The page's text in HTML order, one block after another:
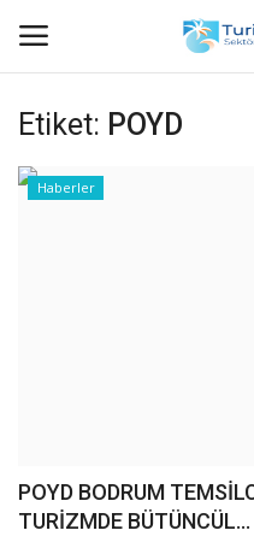
Anasayfa
Görüntülü
Etiket: POYD
Haberler
POYD BODRUM
TURİZMDE BÜTÜNCÜL...